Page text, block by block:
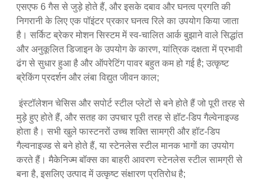
एसएफ 6 गैस से जुड़े होते हैं, और इसके दबाव और घनत्व प्रगति की
निगरानी के लिए एक पॉइंटर प्रकार घनत्व रिले का उपयोग किया जाता
है। सर्किट ब्रेकर मोशन सिस्टम में स्व-चालित आर्क बुझाने वाले सिद्धांत
और अनुकूलित डिजाइन के उपयोग के कारण, यांत्रिक दक्षता में प्रभावी
ढंग से सुधार हुआ है और ऑपरेटिंग पावर बहुत कम हो गई है; उत्कृष्ट
ब्रेकिंग प्रदर्शन और लंबा विद्युत जीवन काल;
इंस्टॉलेशन चेसिस और सपोर्ट स्टील प्लेटों से बने होते हैं जो पूरी तरह से
मुड़े हुए होते हैं, और सतह का उपचार पूरी तरह से हॉट-डिप गैल्वेनाइज्ड
होता है। सभी खुले फास्टनरों उच्च शक्ति सामग्री और हॉट-डिप
गैल्वनाइज्ड से बने होते हैं, या स्टेनलेस स्टील मानक भागों का उपयोग
करते हैं। मैकेनिज्म बॉक्स का बाहरी आवरण स्टेनलेस स्टील सामग्री से
बना है, इसलिए उत्पाद में उत्कृष्ट संक्षारण प्रतिरोध है;